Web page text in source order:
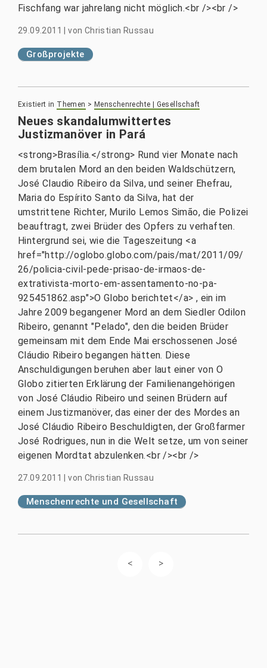
Fischfang war jahrelang nicht möglich.<br /><br />
29.09.2011 |von Christian Russau
Großprojekte
Existiert in Themen > Menschenrechte | Gesellschaft
Neues skandalumwittertes
Justizmanöver in Pará
<strong>Brasília.</strong> Rund vier Monate nach
dem brutalen Mord an den beiden Waldschützern,
José Claudio Ribeiro da Silva, und seiner Ehefrau,
Maria do Espírito Santo da Silva, hat der
umstrittene Richter, Murilo Lemos Simão, die Polizei
beauftragt, zwei Brüder des Opfers zu verhaften.
Hintergrund sei, wie die Tageszeitung <a
href="http://oglobo.globo.com/pais/mat/2011/09/
26/policia-civil-pede-prisao-de-irmaos-de-
extrativista-morto-em-assentamento-no-pa-
925451862.asp">O Globo berichtet</a> , ein im
Jahre 2009 begangener Mord an dem Siedler Odilon
Ribeiro, genannt "Pelado", den die beiden Brüder
gemeinsam mit dem Ende Mai erschossenen José
Cláudio Ribeiro begangen hätten. Diese
Anschuldigungen beruhen aber laut einer von O
Globo zitierten Erklärung der Familienangehörigen
von José Cláudio Ribeiro und seinen Brüdern auf
einem Justizmanöver, das einer der des Mordes an
José Cláudio Ribeiro Beschuldigten, der Großfarmer
José Rodrigues, nun in die Welt setze, um von seiner
eigenen Mordtat abzulenken.<br /><br />
27.09.2011 |von Christian Russau
Menschenrechte und Gesellschaft